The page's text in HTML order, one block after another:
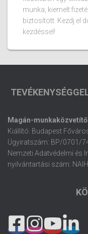
munka, kiemelt
biztosított. Kezdj el
kezdéssel!
Magán-
Kiállító: Budapest
Ügyiratszám: BP/0701/
Nemzeti Adatvédelmi
nyilvántartási szám: